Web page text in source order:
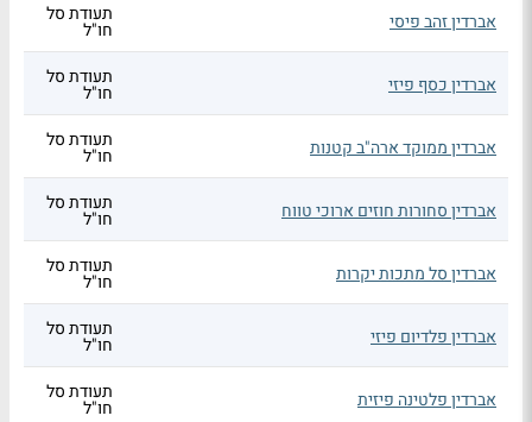
אברדין זהב פיסי תעודת סל
חו"ל
אברדין כסף פיזי תעודת סל
חו"ל
אברדין ממוקד ארה"ב קטנות תעודת סל
חו"ל
אברדין סחורות חוזים ארוכי טווח תעודת סל
חו"ל
אברדין סל מתכות יקרות תעודת סל
חו"ל
אברדין פלדיום פיזי תעודת סל
חו"ל
אברדין פלטינה פיזית תעודת סל
חו"ל